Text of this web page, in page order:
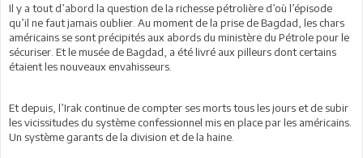
Il y a tout d’abord la question de la richesse pétrolière d’où l’épisode
qu’il ne faut jamais oublier. Au moment de la prise de Bagdad, les chars
américains se sont précipités aux abords du ministère du Pétrole pour le
sécuriser. Et le musée de Bagdad, a été livré aux pilleurs dont certains
étaient les nouveaux envahisseurs.
Et depuis, l’Irak continue de compter ses morts tous les jours et de subir
les vicissitudes du système confessionnel mis en place par les américains.
Un système garants de la division et de la haine.